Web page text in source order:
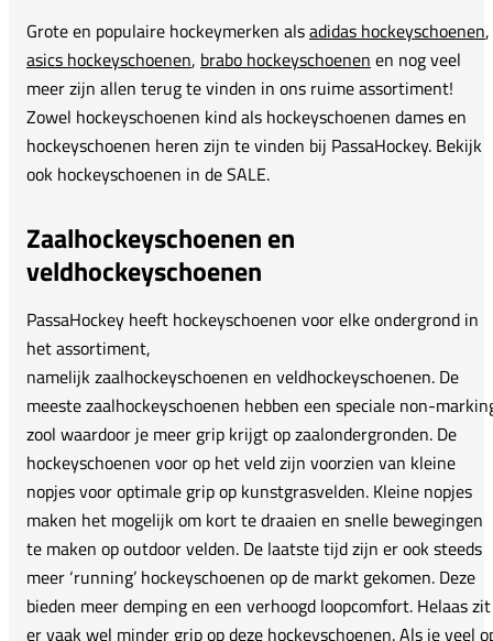
Grote en populaire hockeymerken alsadidas hockeyschoenen,
asics hockeyschoenen, brabo hockeyschoenen en nog veel
meer zijn allen terug te vinden in ons ruime assortiment!
Zowel hockeyschoenen kind als hockeyschoenen dames en
hockeyschoenen heren zijn te vinden bij PassaHockey. Bekijk
ook hockeyschoenen in de SALE.
Zaalhockeyschoenen en
veldhockeyschoenen
PassaHockey heeft hockeyschoenen voor elke ondergrond in
het assortiment,
namelijk zaalhockeyschoenen en veldhockeyschoenen. De
meeste zaalhockeyschoenen hebben een speciale non-
zool waardoor je meer grip krijgt op zaalondergronden. De
hockeyschoenen voor op het veld zijn voorzien van kleine
nopjes voor optimale grip op kunstgrasvelden. Kleine nopjes
maken het mogelijk om kort te draaien en snelle bewegingen
te maken op outdoor velden. De laatste tijd zijn er ook steeds
meer ‘running’ hockeyschoenen op de markt gekomen. Deze
bieden meer demping en een verhoogd loopcomfort. Helaas zit
er vaak wel minder grip op deze hockeyschoenen. Als je veel